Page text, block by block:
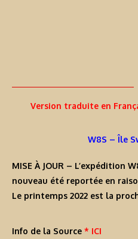
Version traduite en
W8S – Île
MISE À JOUR – L’expédition
nouveau été reportée en
Le printemps 2022 est la
Info de la Source * ICI